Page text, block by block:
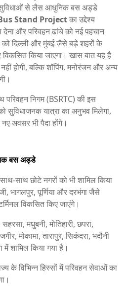
सुविधाओं से लैस आधुनिक बस अड्डे
Stand Projectका उद्देश्य
देना और परिवहन ढांचे को नई पहचान
दिल्ली और मुंबई जैसे बड़े शहरों के
किया जाएगा। खास बात यह है
होगी, बल्कि शॉपिंग, मनोरंजन और अन्य
परिवहन निगम (BSRTC) की इस
को सुविधाजनक यात्रा का अनुभव मिलेगा,
अवसर भी पैदा होंगे।
बस अड्डे
साथ छोटे नगरों को भी शामिल किया
भागलपुर, पूर्णिया और दरभंगा जैसे
विकसित किए जाएंगे।
मधुबनी, मोतिहारी, छपरा,
मोकामा, तारापुर, सिकंदरा, भदौनी
शामिल किया गया है।
के विभिन्न हिस्सों में परिवहन सेवाओं का